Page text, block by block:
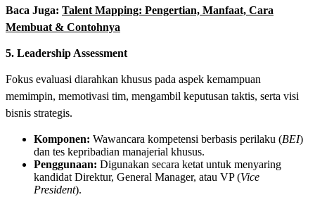
Baca Juga: Talent Mapping: Pengertian, Manfaat, Cara
Membuat & Contohnya
5. Leadership Assessment
Fokus evaluasi diarahkan khusus pada aspek kemampuan
memimpin, memotivasi tim, mengambil keputusan taktis, serta visi
bisnis strategis.
Komponen: Wawancara kompetensi berbasis perilaku (BEI)
dan tes kepribadian manajerial khusus.
Penggunaan: Digunakan secara ketat untuk menyaring
kandidat Direktur, General Manager, atau VP (Vice
President).